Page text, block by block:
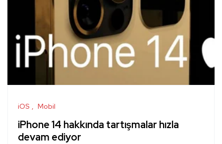
iOS Mobil
iPhone 14 hakkında tartışmalar hızla
devam ediyor